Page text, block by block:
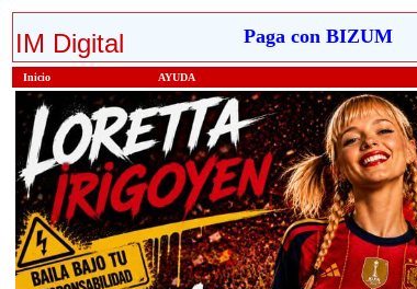
IM Digital Paga con BIZUM
Inicio AYUDA